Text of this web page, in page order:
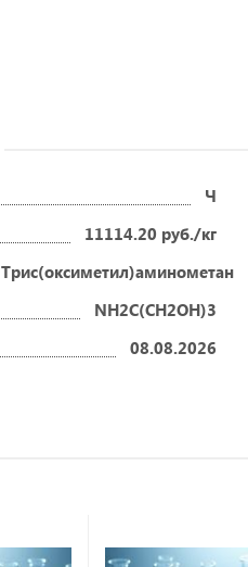
Ч
11114.20 руб./кг
Трис(оксиметил)аминометан
NH2C(CH2OH)3
08.08.2026